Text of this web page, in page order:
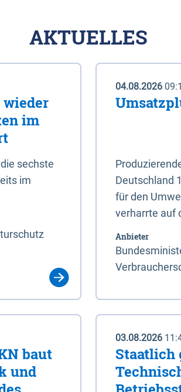
AKTUELLES
wieder
im
sechste
im
04.08.2026
Deutschland
für den
verharrte auf
Anbieter
baut
und
03.08.2026
Staatlich